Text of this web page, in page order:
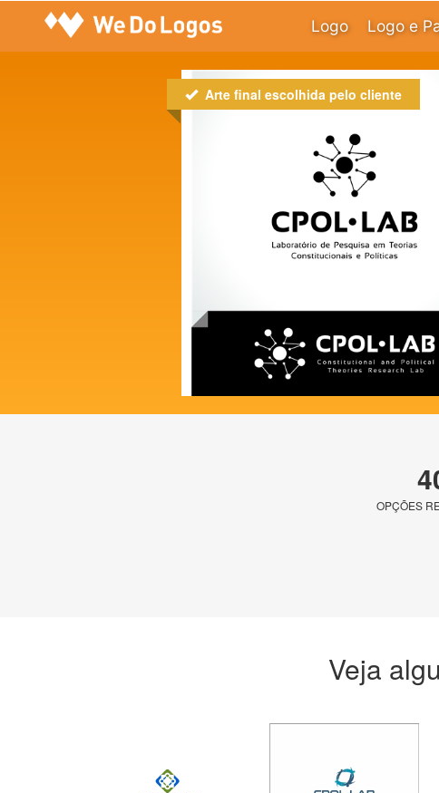
Logo Logo e
Arte final escolhida pelo cliente
OPÇÕES
Veja